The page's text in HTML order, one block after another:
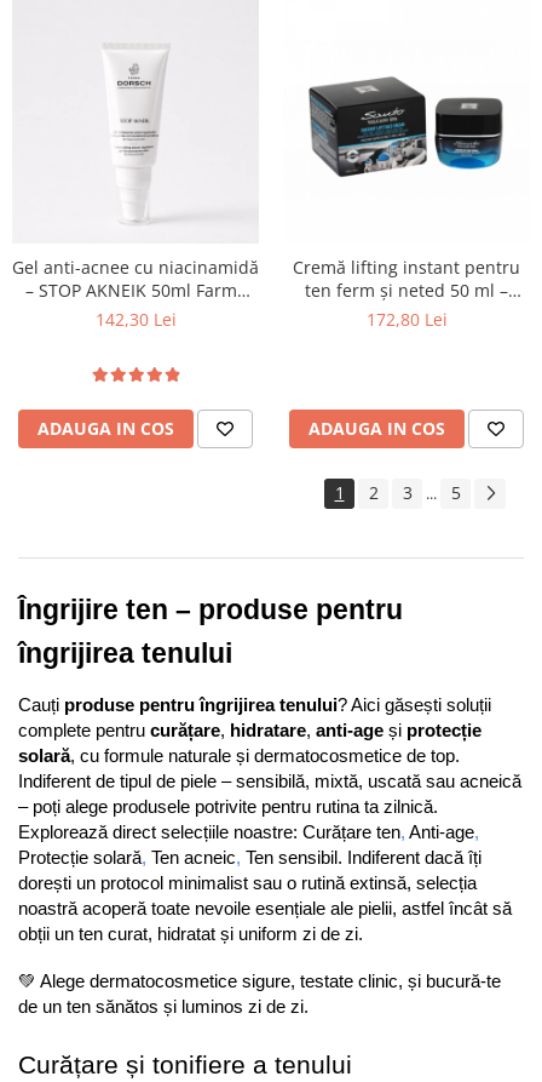
Gel anti-acnee cu niacinamidă
– STOP AKNEIK 50ml Farma
Dorsch
142,30 Lei
ADAUGA IN COS
Cremă lifting instant pentru
ten ferm și neted 50 ml –
Santo Volcano Spa
172,80 Lei
ADAUGA IN COS
1 2 3 ... 5
Îngrijire ten – produse pentru
îngrijirea tenului
Cauți produse pentru îngrijirea tenului? Aici găsești soluții
complete pentru curățare, hidratare, anti-age și protecție
solară, cu formule naturale și dermatocosmetice de top.
Indiferent de tipul de piele – sensibilă, mixtă, uscată sau acneică
– poți alege produsele potrivite pentru rutina ta zilnică.
Explorează direct selecțiile noastre: Curățare ten, Anti-age
Protecție solară, Ten acneic, Ten sensibil . Indiferent dacă îți
dorești un protocol minimalist sau o rutină extinsă, selecția
noastră acoperă toate nevoile esențiale ale pielii, astfel încât să
obții un ten curat, hidratat și uniform zi de zi.
💚 Alege dermatocosmetice sigure, testate clinic, și bucură-te
de un ten sănătos și luminos zi de zi.
Curățare și tonifiere a tenului